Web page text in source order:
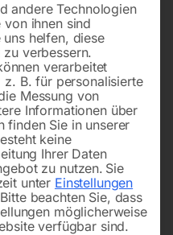
andere Technologien
von ihnen sind
helfen, diese
verbessern.
verarbeitet
z. B. für personalisierte
Messung von
Informationen über
finden Sie in unserer
keine
Ihrer Daten
zu nutzen. Sie
unter Einstellungen
Bitte beachten Sie, dass
möglicherweise
verfügbar sind.